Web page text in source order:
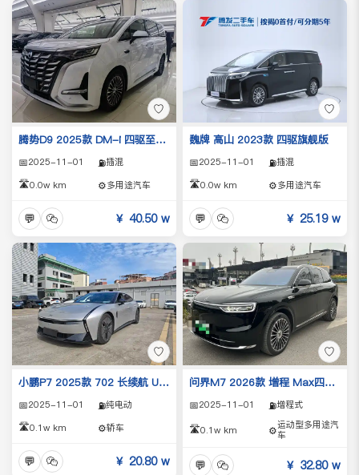
♡
腾势D9 2025款 DM-i 四驱至尊型
📅2025-11-01 ⛽插混
🛣️0.0w km ⚙️多用途汽车
💬 ￥ 40.50 w
♡
魏牌 高山 2023款 四驱旗舰版
📅2025-11-01 ⛽插混
🛣️0.0w km ⚙️多用途汽车
💬 ￥ 25.19 w
♡
小鹏P7 2025款 702 长续航 Ultra
📅2025-11-01 ⛽纯电动
🛣️0.1w km ⚙️轿车
💬 ￥ 20.80 w
♡
问界M7 2026款 增程 Max四驱版 5座
📅2025-11-01 ⛽增程式
🛣️0.1w km ⚙️运动型多用途汽
车
💬 ￥ 32.80 w